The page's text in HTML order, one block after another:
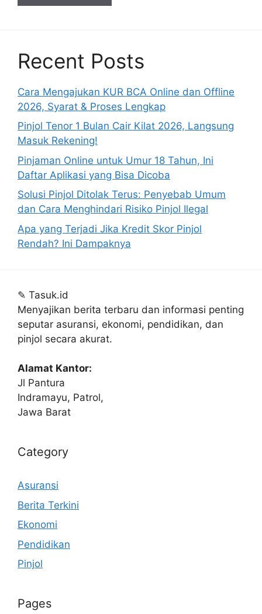
Recent Posts
Cara Mengajukan KUR BCA Online dan Offline
2026, Syarat & Proses Lengkap
Pinjol Tenor 1 Bulan Cair Kilat 2026, Langsung
Masuk Rekening!
Pinjaman Online untuk Umur 18 Tahun, Ini
Daftar Aplikasi yang Bisa Dicoba
Solusi Pinjol Ditolak Terus: Penyebab Umum
dan Cara Menghindari Risiko Pinjol Ilegal
Apa yang Terjadi Jika Kredit Skor Pinjol
Rendah? Ini Dampaknya
✎ Tasuk.id
Menyajikan berita terbaru dan informasi penting
seputar asuransi, ekonomi, pendidikan, dan
pinjol secara akurat.
Alamat Kantor:
Jl Pantura
Indramayu, Patrol,
Jawa Barat
Category
Asuransi
Berita Terkini
Ekonomi
Pendidikan
Pinjol
Pages